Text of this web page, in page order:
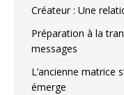
Créateur : Une
Préparation à la
messages
L’ancienne matrice
émerge